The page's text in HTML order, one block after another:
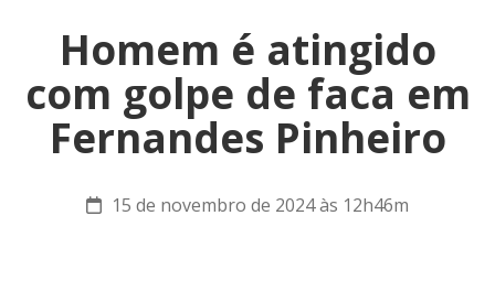
Homem é atingido
com golpe de faca em
Fernandes Pinheiro
15 de novembro de 2024 às 12h46m